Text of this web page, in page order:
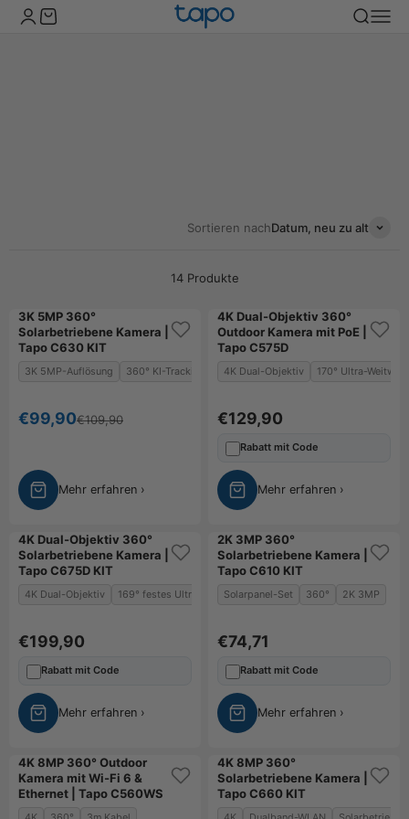
Zum Inhalt springen Suche
TP-Link Tapo Deutschland
Kundenkontoseite öffnen
Warenkorb öffnen
Sortieren nachDatum, neu zu alt
14 Produkte
3K 5MP 360°
Solarbetriebene Kamera |
Tapo C630 KIT
3K 5MP-Auflösung 360° KI-Tracking Solarbetrieb
Angebot
€99,90Regulärer Preis
€109,90
Mehr erfahren ›
Bestseller
Neu
4K Dual-Objektiv 360°
Outdoor Kamera mit PoE |
Tapo C575D
4K Dual-Objektiv 170° Ultra-
Angebot
€129,90
Rabatt mit Code
Mehr erfahren ›
Neu
4K Dual-Objektiv 360°
Solarbetriebene Kamera |
Tapo C675D KIT
4K Dual-Objektiv 169° festes Ultra-Weitwinkelobjektiv 360° schwenkbares
Angebot
€199,90
Rabatt mit Code
Mehr erfahren ›
2K 3MP 360°
Solarbetriebene Kamera |
Tapo C610 KIT
Solarpanel-Set 360° 2K 3MP
Angebot
€74,71
Rabatt mit Code
Mehr erfahren ›
Bestseller
Bundle-Angebot
4K 8MP 360° Outdoor
Kamera mit Wi-Fi 6 &
Ethernet | Tapo C560WS
Bestseller
Bundle-Angebot
4K 8MP 360°
Solarbetriebene Kamera |
Tapo C660 KIT